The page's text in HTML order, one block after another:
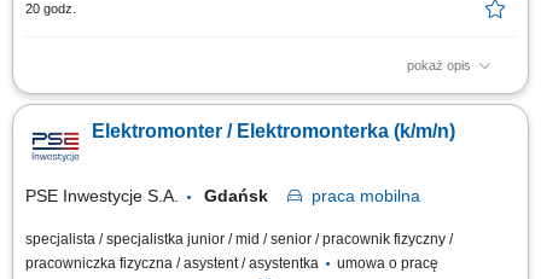
20 godz.
pokaż opis
Kluczowe obowiązki: Budowa i montaż infrastruktury elektroenergetycznej
energetycznych. Prace instalacyjne przy obwodach pierwotnych i
wtórnych w technologii GIS i napowietrznej. Zarządzanie procesem
Elektromonter / Elektromonterka (k/m/n)
PSE Inwestycje S.A. Gdańsk praca mobilna
specjalista / specjalistka junior / mid / senior / pracownik fizyczny /
pracowniczka fizyczna / asystent / asystentka
umowa o pracę